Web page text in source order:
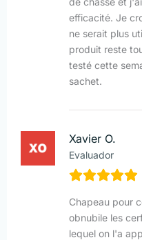
efficacité. Je
ne serait plus
produit reste
testé cette
sachet.
Xavier O.
Evaluador
Chapeau pour
obnubile les
lequel on l'a